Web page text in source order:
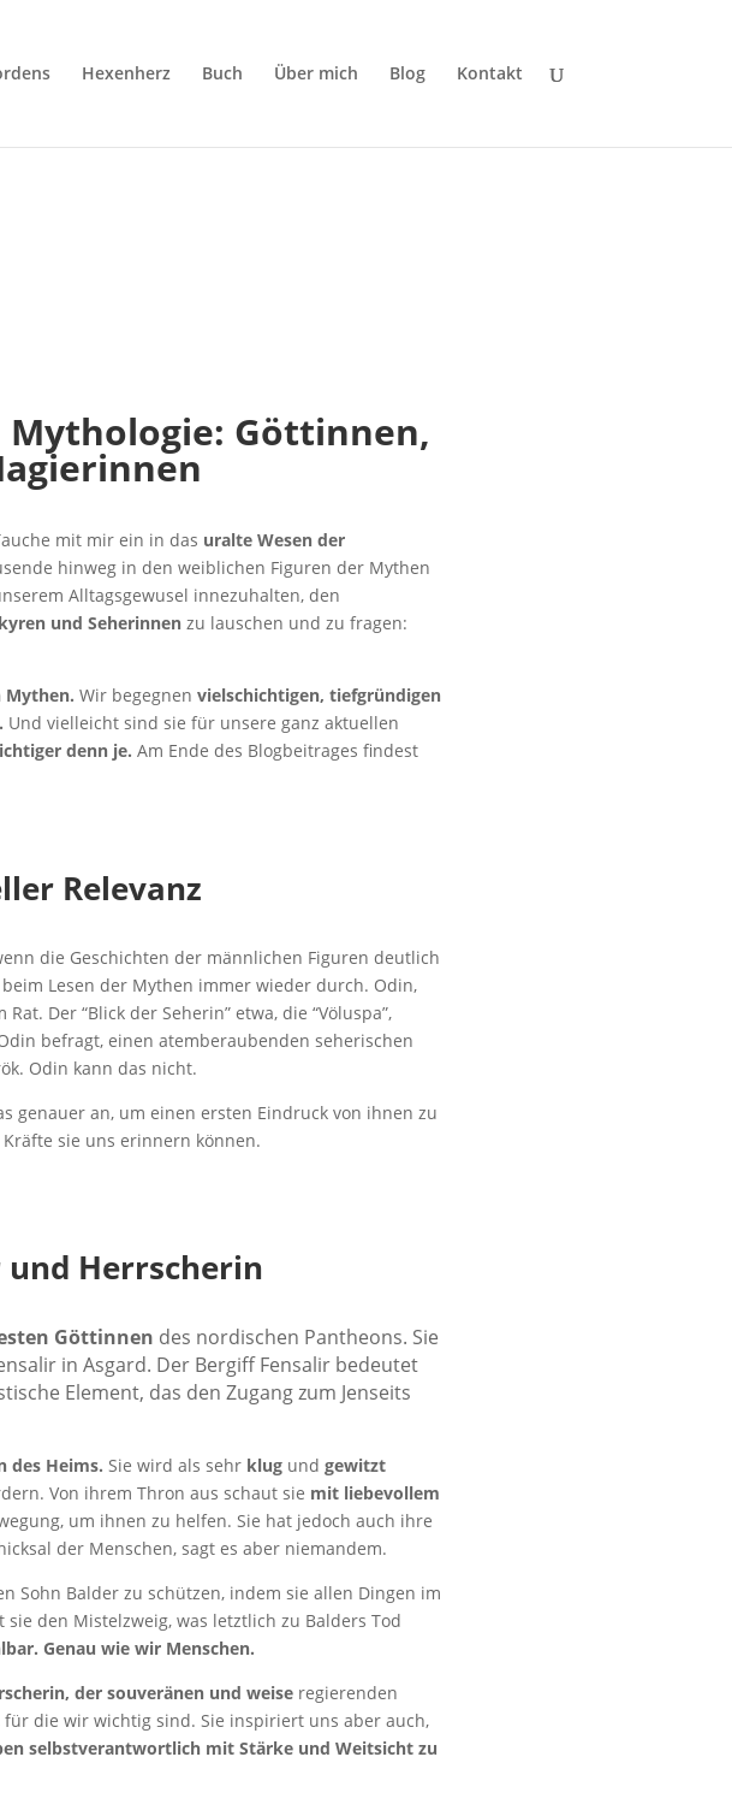
Hexenherz Buch Über mich Blog Kontakt
Göttinnen,
mit mir ein in das uralte Wesen der
hinweg in den weiblichen Figuren der Mythen
Alltagsgewusel innezuhalten, den
und Seherinnenzu lauschen und zu fragen:
Mythen. Wir begegnen vielschichtigen, tiefgründigen
Und vielleicht sind sie für unsere ganz aktuellen
denn je. Am Ende des Blogbeitrages findest
Relevanz
die Geschichten der männlichen Figuren deutlich
Lesen der Mythen immer wieder durch. Odin,
Der “Blick der Seherin” etwa, die “Völuspa”,
befragt, einen atemberaubenden seherischen
Odin kann das nicht.
genauer an, um einen ersten Eindruck von ihnen zu
sie uns erinnern können.
Herrscherin
Göttinnen des nordischen Pantheons. Sie
in Asgard. Der Bergiff Fensalir bedeutet
Element, das den Zugang zum Jenseits
des Heims. Sie wird als sehr klugund gewitzt
Von ihrem Thron aus schaut sie mit liebevollem
um ihnen zu helfen. Sie hat jedoch auch ihre
der Menschen, sagt es aber niemandem.
Sohn Balder zu schützen, indem sie allen Dingen im
den Mistelzweig, was letztlich zu Balders Tod
Genau wie wir Menschen.
der souveränen und weiseregierenden
die wir wichtig sind. Sie inspiriert uns aber auch,
selbstverantwortlich mit Stärke und Weitsicht zu